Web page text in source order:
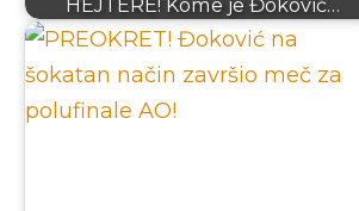
HEJTERE! Kome je Đoković…